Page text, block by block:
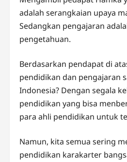
adalah serangkaian upaya
Sedangkan pengajaran
pengetahuan.
Berdasarkan pendapat di
pendidikan dan pengajaran
Indonesia? Dengan segala
pendidikan yang bisa
para ahli pendidikan untuk
Namun, kita semua sering
pendidikan karakarter